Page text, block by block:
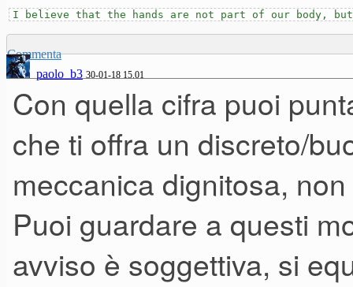
I believe that the hands are not part of our body,
Commenta
paolo_b3 30-01-18 15.01
Con quella cifra puoi
che ti offra un discreto/
meccanica dignitosa,
Puoi guardare a questi
avviso è soggettiva, si